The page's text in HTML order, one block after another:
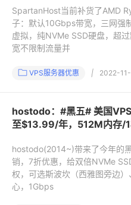
SpartanHost当前补货了AMD
子：默认10Gbps带宽，三网强
虚拟，纯NVMe SSD硬盘，超
宽不限制流量并
VPS服务器优惠 | 2022-
hostodo：#黑五# 美国
至$13.99/年，512M内存/
hostodo(2014~)带来了今年的
销，7折优惠，给双倍NVMe
权，可选斯波坎（西雅图旁边
心，1Gbps